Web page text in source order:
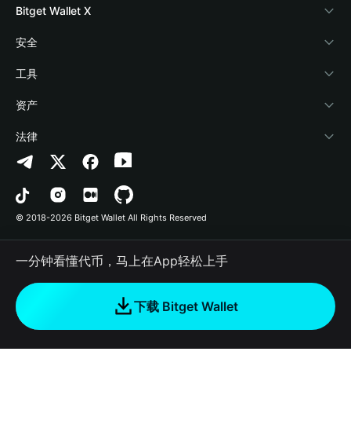
博客
学院
加密资讯
帮助中心
联系我们
品牌资源
工作机会
加密卡
稳定币理财
Payfi Crypto
Crypto Swap API
山寨季指数
预测市场
DApp
RWA
如何购买加密货币
Bitget Wallet X
开发者文档
接入钱包
Bitget Wallet Pay
合作上架
安全
风险保障基金
安全防护技术
工具
快捷买币
授权检测
合约检测
批量转账
资产
Arbitrum
Avalanche
Bitcoin
Polygon
法律
隐私协议
用户使用协议
© 2018-2026 Bitget Wallet All Rights Reserved
一分钟看懂代币，马上在App轻松上手
下载 Bitget Wallet